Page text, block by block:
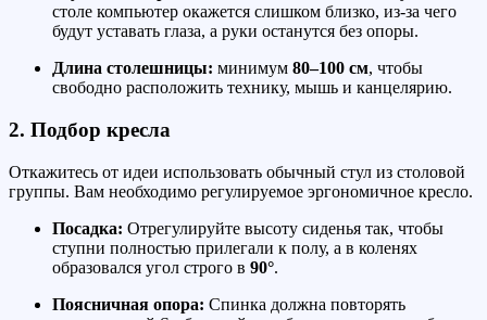
столе компьютер окажется слишком близко, из-за чего
будут уставать глаза, а руки останутся без опоры.
Длина столешницы: минимум 80–100 см, чтобы
свободно расположить технику, мышь и канцелярию.
2. Подбор кресла
Откажитесь от идеи использовать обычный стул из столовой
группы. Вам необходимо регулируемое эргономичное кресло.
Посадка: Отрегулируйте высоту сиденья так, чтобы
ступни полностью прилегали к полу, а в коленях
образовался угол строго в 90°.
Поясничная опора: Спинка должна повторять